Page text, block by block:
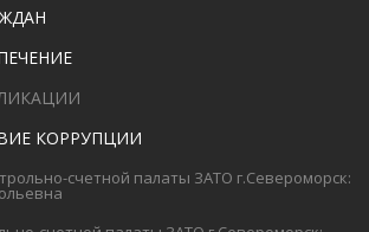
КОРРУПЦИИ
счетной палаты ЗАТО г.Североморск: